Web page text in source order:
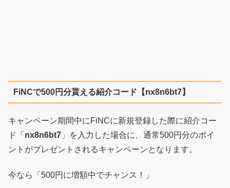
FiNCで500円分貰える紹介コード【nx8n6bt7】
キャンペーン期間中にFiNCに新規登録した際に紹介コー
ド「 nx8n6bt7 」を入力した場合に、通常500円分のポイ
ントがプレゼントされるキャンペーンとなります。
今なら「500円に増額中でチャンス！」